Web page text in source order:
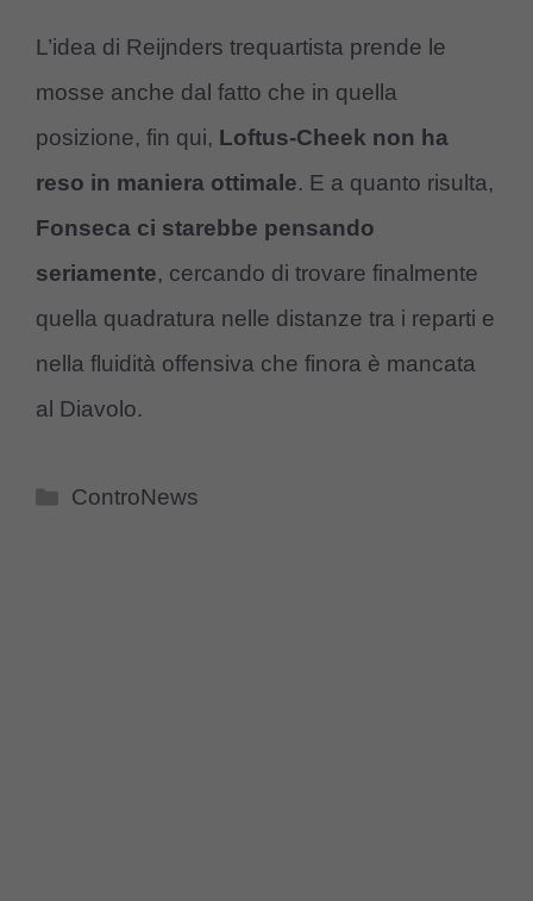
L’idea di Reijnders trequartista prende le
mosse anche dal fatto che in quella
posizione, fin qui, Loftus-Cheek non ha
reso in maniera ottimale. E a quanto risulta,
Fonseca ci starebbe pensando
seriamente, cercando di trovare finalmente
quella quadratura nelle distanze tra i reparti e
nella fluidità offensiva che finora è mancata
al Diavolo.
Categorie
ControNews